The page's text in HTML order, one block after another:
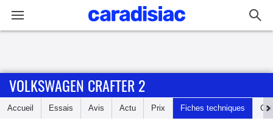
Accueil
VOLKSWAGEN CRAFTER 2
Accueil Essais Avis Actu Prix Fiches techniques